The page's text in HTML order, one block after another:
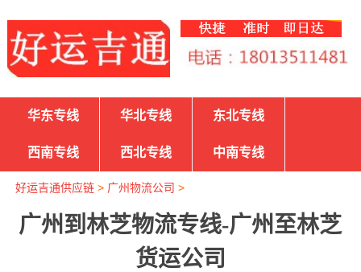
华东专线 华北专线 东北专线
西南专线 西北专线 中南专线
好运吉通供应链> 广州物流公司 >
广州到林芝物流专线-广州至林芝
货运公司